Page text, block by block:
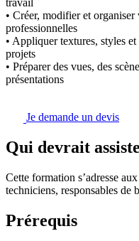
travail
• Créer, modifier et
professionnelles
• Appliquer textures, styles
projets
• Préparer des vues, des
présentations
Je demande un devis
Qui devrait
Cette formation s’adresse
techniciens, responsables de
Prérequis